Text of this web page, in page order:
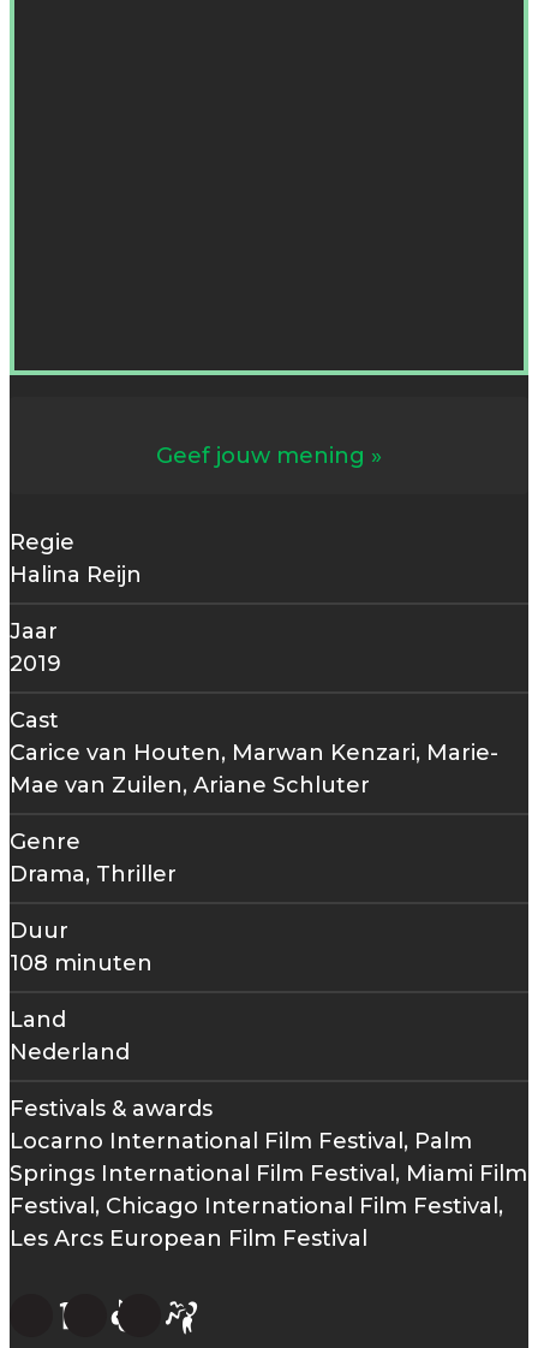
Geef jouw mening
Regie
Halina Reijn
Jaar
2019
Cast
Carice van Houten, Marwan Kenzari, Marie-
Mae van Zuilen, Ariane Schluter
Genre
Drama, Thriller
Duur
108 minuten
Land
Nederland
Festivals & awards
Locarno International Film Festival, Palm
Springs International Film Festival, Miami Film
Festival, Chicago International Film Festival,
Les Arcs European Film Festival